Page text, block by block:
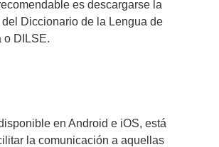
es descargarse la
Diccionario de la Lengua de
o DILSE.
en Android e iOS, está
la comunicación a aquellas